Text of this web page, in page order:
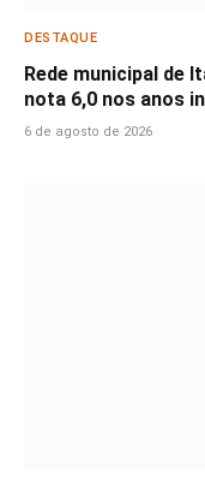
DESTAQUE
Rede municipal de
nota 6,0 nos anos
6 de agosto de 2026